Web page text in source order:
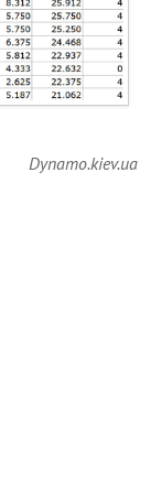
Dynamo.kiev.ua